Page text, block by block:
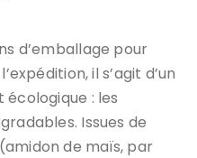
d’emballage pour
il s’agit d’un
: les
Issues de
de maïs, par